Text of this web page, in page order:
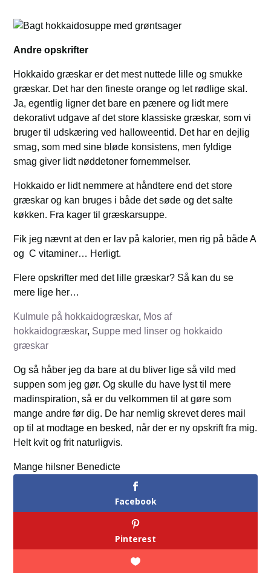
Andre opskrifter
Hokkaido græskar er det mest nuttede lille og smukke
græskar. Det har den fineste orange og let rødlige skal.
Ja, egentlig ligner det bare en pænere og lidt mere
dekorativt udgave af det store klassiske græskar, som vi
bruger til udskæring ved halloweentid. Det har en dejlig
smag, som med sine bløde konsistens, men fyldige
smag giver lidt nøddetoner fornemmelser.
Hokkaido er lidt nemmere at håndtere end det store
græskar og kan bruges i både det søde og det salte
køkken. Fra kager til græskarsuppe.
Fik jeg nævnt at den er lav på kalorier, men rig på både A
og C vitaminer… Herligt.
Flere opskrifter med det lille græskar? Så kan du se
mere lige her…
Kulmule på hokkaidogræskar, Mos af
hokkaidogræskar, Suppe med linser og hokkaido
græskar
Og så håber jeg da bare at du bliver lige så vild med
suppen som jeg gør. Og skulle du have lyst til mere
madinspiration, så er du velkommen til at gøre som
mange andre før dig. De har nemlig skrevet deres mail
op til at modtage en besked, når der er ny opskrift fra mig.
Helt kvit og frit naturligvis.
Mange hilsner Benedicte
Facebook
Pinterest